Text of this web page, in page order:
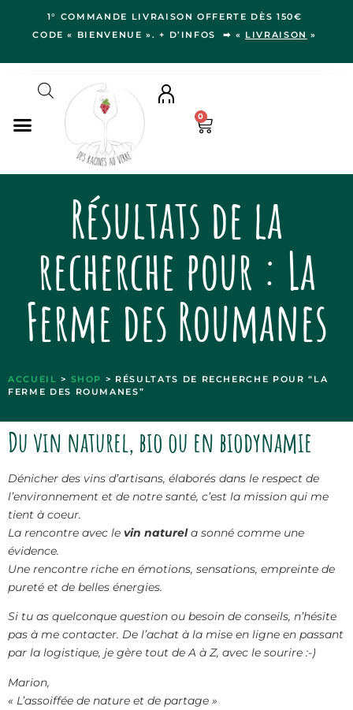
1° COMMANDE LIVRAISON OFFERTE DÈS 150€
CODE « BIENVENUE ». + D’INFOS ➡ « LIVRAISON »
NOS VINS
RÉGIONS
LE VERGER
NOS VIGNERON.NE.S
0
Résultats de la
recherche pour : La
Ferme des Roumanes
ACCUEIL > SHOP > RÉSULTATS DE RECHERCHE POUR “LA
FERME DES ROUMANES”
Du vin naturel, bio ou en biodynamie
Dénicher des vins d’artisans, élaborés dans le respect de
l’environnement et de notre santé, c’est la mission qui me
tient à coeur.
La rencontre avec le vin naturela sonné comme une
évidence.
Une rencontre riche en émotions, sensations, empreinte de
pureté et de belles énergies.
Si tu as quelconque question ou besoin de conseils, n’hésite
pas à me contacter. De l’achat à la mise en ligne en passant
par la logistique, je gère tout de A à Z, avec le sourire :-)
Marion,
« L’assoiffée de nature et de partage »